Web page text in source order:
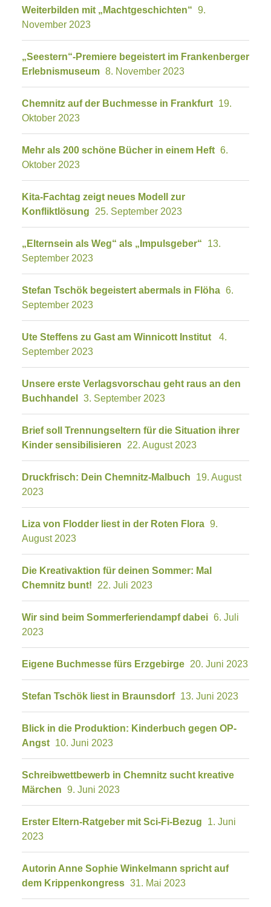
Weiterbilden mit „Machtgeschichten“ 9.
November 2023
„Seestern“-Premiere begeistert im Frankenberger
Erlebnismuseum 8. November 2023
Chemnitz auf der Buchmesse in Frankfurt 19.
Oktober 2023
Mehr als 200 schöne Bücher in einem Heft 6.
Oktober 2023
Kita-Fachtag zeigt neues Modell zur
Konfliktlösung
25. September 2023
„Elternsein als Weg“ als „Impulsgeber“
13.
September 2023
Stefan Tschök begeistert abermals in Flöha 6.
September 2023
Ute Steffens zu Gast am Winnicott Institut
4.
September 2023
Unsere erste Verlagsvorschau geht raus an den
Buchhandel 3. September 2023
Brief soll Trennungseltern für die Situation ihrer
Kinder sensibilisieren
22. August 2023
Druckfrisch: Dein Chemnitz-Malbuch
19. August
2023
Liza von Flodder liest in der Roten Flora 9.
August 2023
Die Kreativaktion für deinen Sommer: Mal
Chemnitz bunt!
22. Juli 2023
Wir sind beim Sommerferiendampf dabei 6. Juli
2023
Eigene Buchmesse fürs Erzgebirge 20. Juni 2023
Stefan Tschök liest in Braunsdorf 13. Juni 2023
Blick in die Produktion: Kinderbuch gegen OP-
Angst 10. Juni 2023
Schreibwettbewerb in Chemnitz sucht kreative
Märchen 9. Juni 2023
Erster Eltern-Ratgeber mit Sci-Fi-Bezug
1. Juni
2023
Autorin Anne Sophie Winkelmann spricht auf
dem Krippenkongress 31. Mai 2023